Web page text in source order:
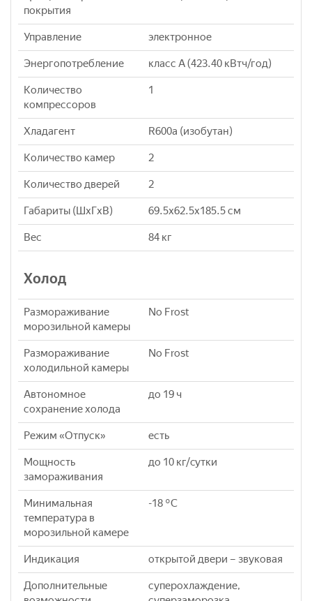
покрытия
Управление электронное
Энергопотребление класс A (423.40 кВтч/год)
Количество
компрессоров
1
Хладагент R600a (изобутан)
Количество камер 2
Количество дверей 2
Габариты (ШxГxВ) 69.5x62.5x185.5 см
Вес 84 кг
Холод
Размораживание
морозильной камеры
No Frost
Размораживание
холодильной камеры
No Frost
Автономное
сохранение холода
до 19 ч
Режим «Отпуск» есть
Мощность
замораживания
до 10 кг/cутки
Минимальная
температура в
морозильной камере
-18 °C
Индикация открытой двери – звуковая
Дополнительные
суперохлаждение,